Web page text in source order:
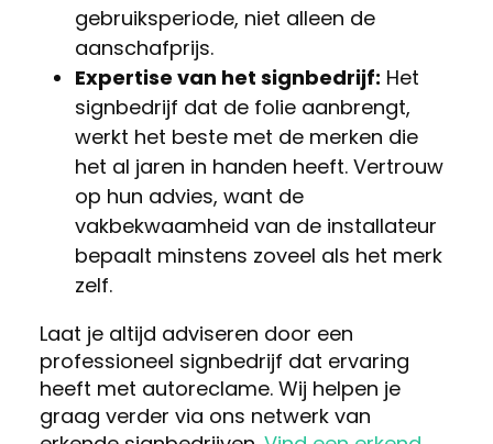
gebruiksperiode, niet alleen de
aanschafprijs.
Expertise van het signbedrijf: Het
signbedrijf dat de folie aanbrengt,
werkt het beste met de merken die
het al jaren in handen heeft. Vertrouw
op hun advies, want de
vakbekwaamheid van de installateur
bepaalt minstens zoveel als het merk
zelf.
Laat je altijd adviseren door een
professioneel signbedrijf dat ervaring
heeft met autoreclame. Wij helpen je
graag verder via ons netwerk van